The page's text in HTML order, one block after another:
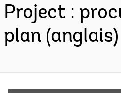
Project :
plan (anglais)